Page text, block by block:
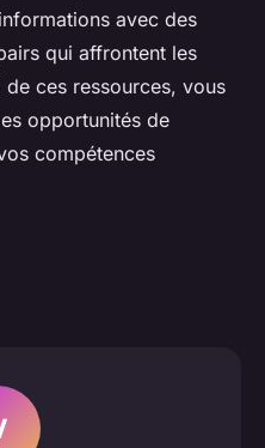
avec des
qui affrontent les
ces ressources, vous
opportunités de
compétences